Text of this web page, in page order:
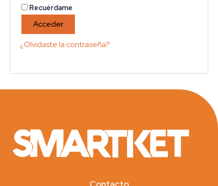
Recuérdame
Acceder
¿Olvidaste la contraseña?
Contacto